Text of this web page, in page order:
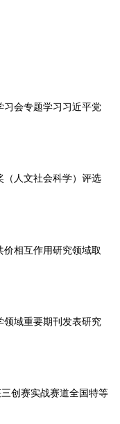
习会专题学习习近平党
（人文社会科学）评选
相互作用研究领域取
领域重要期刊发表研究
创赛实战赛道全国特等